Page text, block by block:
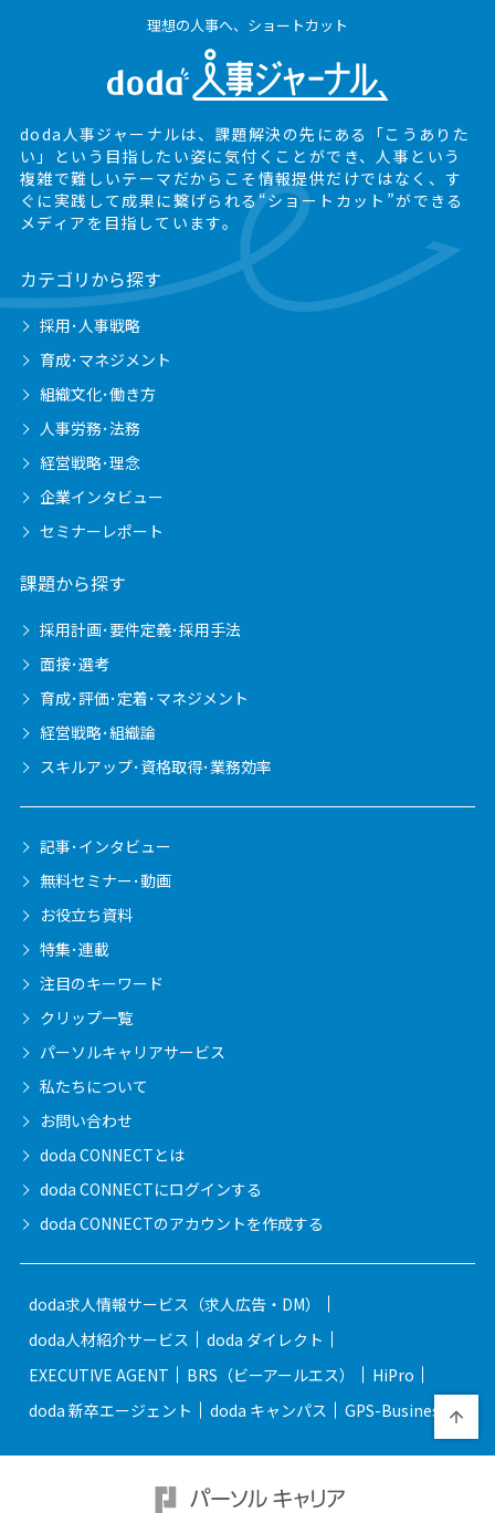
理想の人事へ、ショートカット
doda人事ジャーナルは、課題解決の先にある
「こうありた
い」という目指したい姿に気付くことができ、人事という
複雑で難しいテーマだからこそ情報提供だけではなく、 す
ぐに実践して成果に繋げられる“ショートカット”ができる
メディアを目指しています。
カテゴリから探す
採用･人事戦略
育成･マネジメント
組織文化･働き方
人事労務･法務
経営戦略･理念
企業インタビュー
セミナーレポート
課題から探す
採用計画･要件定義･採用手法
面接･選考
育成･評価･定着･マネジメント
経営戦略･組織論
スキルアップ･資格取得･業務効率
記事･インタビュー
無料セミナー･動画
お役立ち資料
特集･連載
注目のキーワード
クリップ一覧
パーソルキャリアサービス
私たちについて
お問い合わせ
doda CONNECTとは
doda CONNECTにログインする
doda CONNECTのアカウントを作成する
doda求人情報サービス（求人広告・DM）
doda人材紹介サービス
doda ダイレクト
EXECUTIVE AGENT
BRS（ビーアールエス）
HiPro
doda 新卒エージェント
doda キャンパス GPS-Business